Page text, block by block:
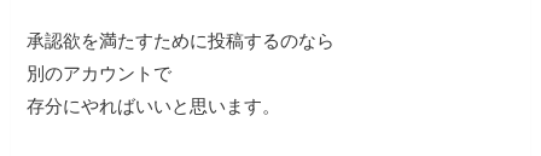
承認欲を満たすために投稿するのなら
別のアカウントで
存分にやればいいと思います。